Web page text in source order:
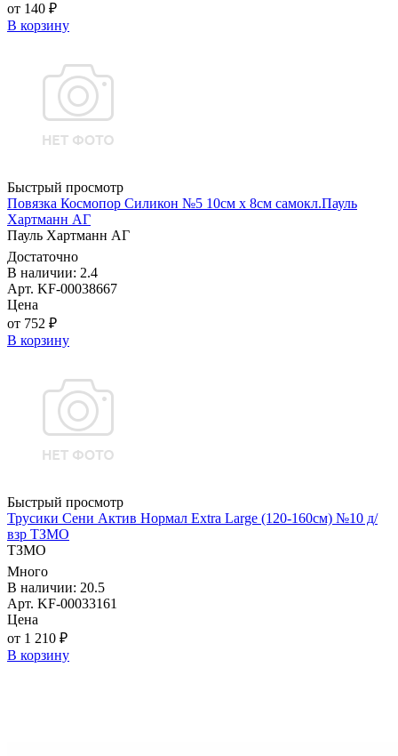
от 140 ₽
В корзину
Быстрый просмотр
Повязка Космопор Силикон №5 10см х 8см самокл.Пауль
Хартманн AГ
Пауль Хартманн AГ
Достаточно
В наличии: 2.4
Арт. KF-00038667
Цена
от 752 ₽
В корзину
Быстрый просмотр
Трусики Сени Актив Нормал Extra Large (120-160см) №10 д/
взр ТЗМО
ТЗМО
Много
В наличии: 20.5
Арт. KF-00033161
Цена
от 1 210 ₽
В корзину